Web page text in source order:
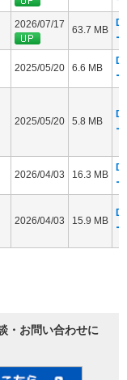
2026/07/17 63.7 MB
2025/05/20 6.6 MB
2025/05/20 5.8 MB
2026/04/03 16.3 MB
2026/04/03 15.9 MB
・お問い合わせに